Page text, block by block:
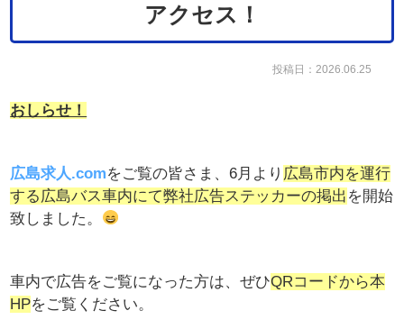
アクセス！
投稿日：2026.06.25
おしらせ！
広島求人.comをご覧の皆さま、6月より 広島市内を運行
する広島バス車内にて弊社広告ステッカーの掲出 を開始
致しました。
車内で広告をご覧になった方は、ぜひQRコードから本
HPをご覧ください。